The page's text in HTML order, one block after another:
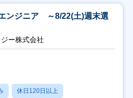
ンジニア ～8/22(土)週末選
ー株式会社
休日120日以上